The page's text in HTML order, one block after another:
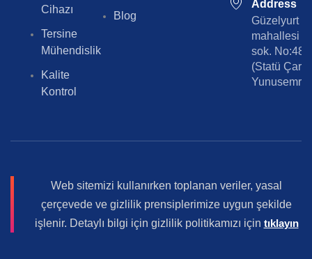
Cihazı
Tersine
Mühendislik
Kalite
Kontrol
Blog
Address
Güzelyurt
mahallesi
sok. No:48/
(Statü
Web sitemizi kullanırken toplanan veriler, yasal
çerçevede ve gizlilik prensiplerimize uygun şekilde
işlenir. Detaylı bilgi için gizlilik politikamızı için tıklayın